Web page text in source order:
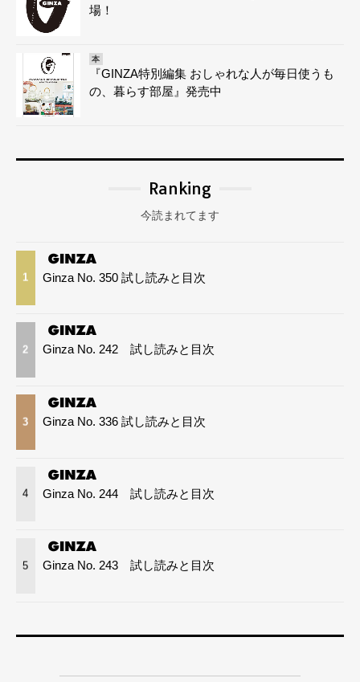
場！
本
『GINZA特別編集 おしゃれな人が毎日使うも
の、暮らす部屋』発売中
Ranking
今読まれてます
1 Ginza No. 350 試し読みと目次
2 Ginza No. 242 試し読みと目次
3 Ginza No. 336 試し読みと目次
4 Ginza No. 244 試し読みと目次
5 Ginza No. 243 試し読みと目次